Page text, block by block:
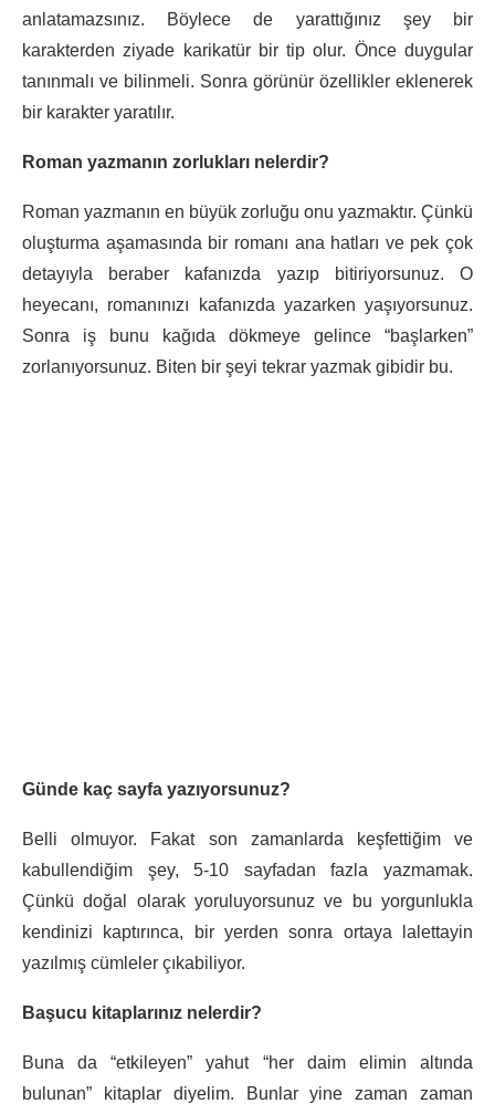
anlatamazsınız. Böylece de yarattığınız şey bir
karakterden ziyade karikatür bir tip olur. Önce duygular
tanınmalı ve bilinmeli. Sonra görünür özellikler eklenerek
bir karakter yaratılır.
Roman yazmanın zorlukları nelerdir?
Roman yazmanın en büyük zorluğu onu yazmaktır. Çünkü
oluşturma aşamasında bir romanı ana hatları ve pek çok
detayıyla beraber kafanızda yazıp bitiriyorsunuz. O
heyecanı, romanınızı kafanızda yazarken yaşıyorsunuz.
Sonra iş bunu kağıda dökmeye gelince “başlarken”
zorlanıyorsunuz. Biten bir şeyi tekrar yazmak gibidir bu.
Günde kaç sayfa yazıyorsunuz?
Belli olmuyor. Fakat son zamanlarda keşfettiğim ve
kabullendiğim şey, 5-10 sayfadan fazla yazmamak.
Çünkü doğal olarak yoruluyorsunuz ve bu yorgunlukla
kendinizi kaptırınca, bir yerden sonra ortaya lalettayin
yazılmış cümleler çıkabiliyor.
Başucu kitaplarınız nelerdir?
Buna da “etkileyen” yahut “her daim elimin altında
bulunan” kitaplar diyelim. Bunlar yine zaman zaman